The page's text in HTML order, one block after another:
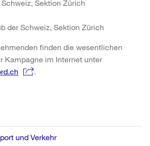
Sektion Zürich
der Schweiz, Sektion Zürich
finden die wesentlichen
Kampagne im Internet unter
und Verkehr